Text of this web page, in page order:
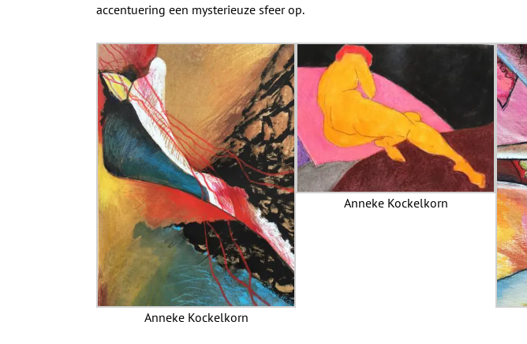
accentuering een mysterieuze sfeer op.
Anneke Kockelkorn
Anneke Kockelkorn